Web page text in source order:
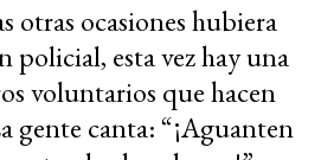
otras ocasiones hubiera
policial, esta vez hay una
voluntarios que hacen
gente canta: “¡Aguanten